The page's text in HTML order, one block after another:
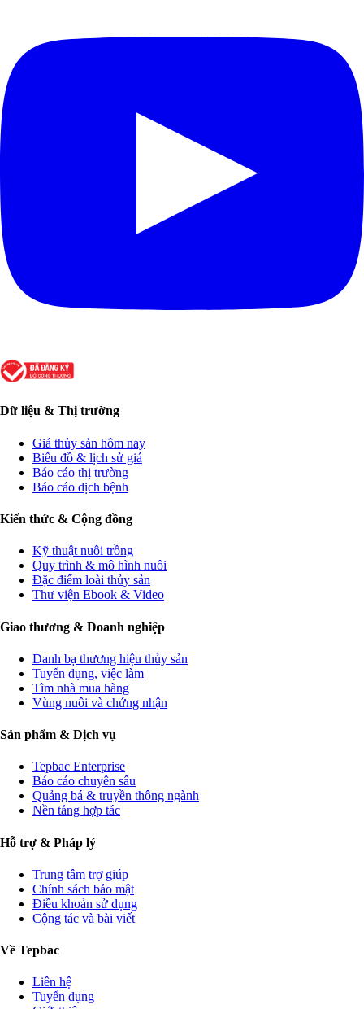
Dữ liệu & Thị trường
Giá thủy sản hôm nay
Biểu đồ & lịch sử giá
Báo cáo thị trường
Báo cáo dịch bệnh
Kiến thức & Cộng đồng
Kỹ thuật nuôi trồng
Quy trình & mô hình nuôi
Đặc điểm loài thủy sản
Thư viện Ebook & Video
Giao thương & Doanh nghiệp
Danh bạ thương hiệu thủy sản
Tuyển dụng, việc làm
Tìm nhà mua hàng
Vùng nuôi và chứng nhận
Sản phẩm & Dịch vụ
Tepbac Enterprise
Báo cáo chuyên sâu
Quảng bá & truyền thông ngành
Nền tảng hợp tác
Hỗ trợ & Pháp lý
Trung tâm trợ giúp
Chính sách bảo mật
Điều khoản sử dụng
Cộng tác và bài viết
Về Tepbac
Liên hệ
Tuyển dụng